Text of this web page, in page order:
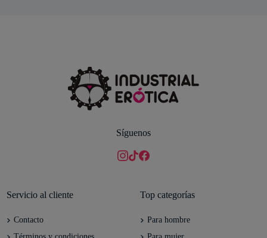
Síguenos
Servicio al cliente
Contacto
Top categorías
Para hombre